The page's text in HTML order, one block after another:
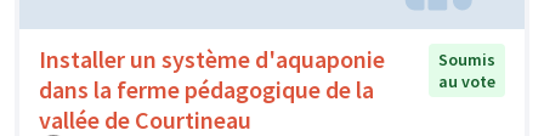
Installer un système d'aquaponie
dans la ferme pédagogique de la
vallée de Courtineau
Soumis
au vote